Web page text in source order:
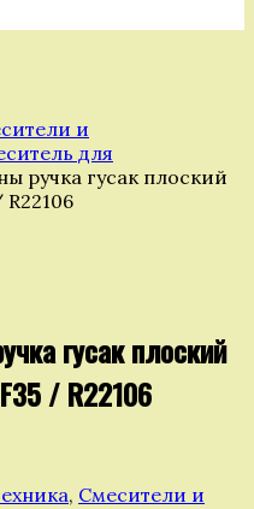
и
для
ручка гусак плоский
гусак плоский
/ R22106
, Смесители и